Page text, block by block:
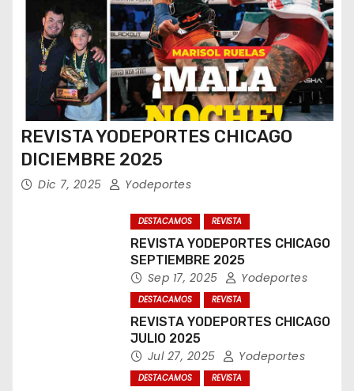
REVISTA YODEPORTES CHICAGO
DICIEMBRE 2025
Dic 7, 2025 Yodeportes
DESTACAMOS REVISTA
REVISTA YODEPORTES CHICAGO
SEPTIEMBRE 2025
Sep 17, 2025 Yodeportes
DESTACAMOS REVISTA
REVISTA YODEPORTES CHICAGO
JULIO 2025
Jul 27, 2025 Yodeportes
DESTACAMOS REVISTA